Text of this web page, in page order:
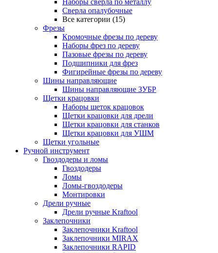
Наборы сверла по металлу
Сверла опалубочные
Все категории (15)
Фрезы
Кромочные фрезы по дереву
Наборы фрез по дереву
Пазовые фрезы по дереву
Подшипники для фрез
Фигирейные фрезы по дереву
Шины направляющие
Шины направляющие ЗУБР
Щетки крацовки
Наборы щеток крацовок
Щетки крацовки для дрели
Щетки крацовки для станков
Щетки крацовки для УШМ
Щетки угольные
Ручной инструмент
Гвоздодеры и ломы
Гвоздодеры
Ломы
Ломы-гвоздодеры
Монтировки
Дрели ручные
Дрели ручные Kraftool
Заклепочники
Заклепочники Kraftool
Заклепочники MIRAX
Заклепочники RAPID